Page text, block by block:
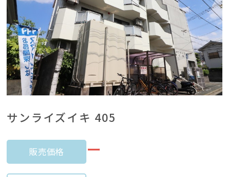
サンライズイキ 405
販売価格 ー